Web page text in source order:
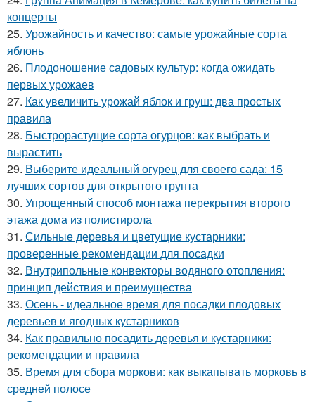
концерты
25. Урожайность и качество: самые урожайные сорта
яблонь
26. Плодоношение садовых культур: когда ожидать
первых урожаев
27. Как увеличить урожай яблок и груш: два простых
правила
28. Быстрорастущие сорта огурцов: как выбрать и
вырастить
29. Выберите идеальный огурец для своего сада: 15
лучших сортов для открытого грунта
30. Упрощенный способ монтажа перекрытия второго
этажа дома из полистирола
31. Сильные деревья и цветущие кустарники:
проверенные рекомендации для посадки
32. Внутрипольные конвекторы водяного отопления:
принцип действия и преимущества
33. Осень - идеальное время для посадки плодовых
деревьев и ягодных кустарников
34. Как правильно посадить деревья и кустарники:
рекомендации и правила
35. Время для сбора моркови: как выкапывать морковь в
средней полосе